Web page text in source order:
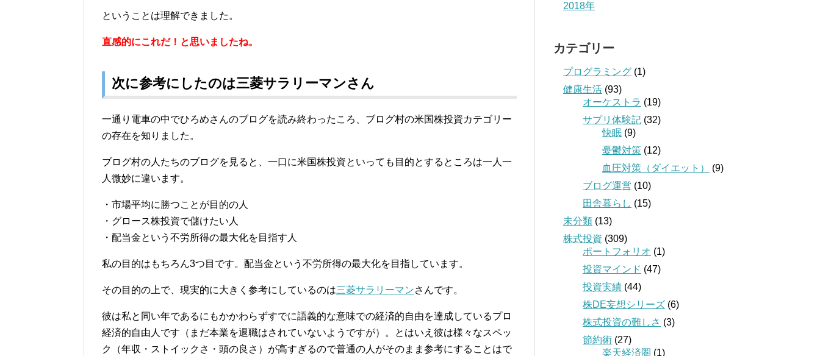
ということは理解できました。
直感的にこれだ！と思いましたね。
次に参考にしたのは三菱サラリーマンさん
一通り電車の中でひろめさんのブログを読み終わったころ、ブログ村の米国株投資カテゴリー
の存在を知りました。
ブログ村の人たちのブログを見ると、一口に米国株投資といっても目的とするところは一人一
人微妙に違います。
・市場平均に勝つことが目的の人
・グロース株投資で儲けたい人
・配当金という不労所得の最大化を目指す人
私の目的はもちろん3つ目です。配当金という不労所得の最大化を目指しています。
その目的の上で、現実的に大きく参考にしているのは三菱サラリーマンさんです。
彼は私と同い年であるにもかかわらずすでに語義的な意味での経済的自由を達成しているプロ
経済的自由人です（まだ本業を退職はされていないようですが）。とはいえ彼は様々なスペッ
ク（年収・ストイックさ・頭の良さ）が高すぎるので普通の人がそのまま参考にすることはで
2018年
カテゴリー
プログラミング (1)
健康生活 (93)
オーケストラ (19)
サプリ体験記 (32)
快眠 (9)
憂鬱対策 (12)
血圧対策（ダイエット）
(9)
ブログ運営 (10)
田舎暮らし (15)
未分類 (13)
株式投資 (309)
ポートフォリオ (1)
投資マインド (47)
投資実績 (44)
株DE妄想シリーズ (6)
株式投資の難しさ (3)
節約術 (27)
楽天経済圏 (1)